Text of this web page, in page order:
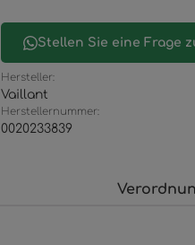
Stellen Sie eine Frage
Hersteller:
Vaillant
Herstellernummer:
0020233839